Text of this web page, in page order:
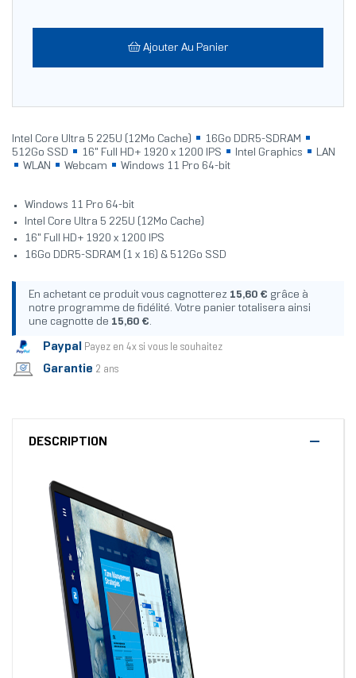
Ajouter Au Panier
Intel Core Ultra 5 225U (12Mo Cache)
16Go DDR5-SDRAM
512Go SSD
16" Full HD+ 1920 x 1200 IPS Intel Graphics
LAN
WLAN
Webcam Windows 11 Pro 64-bit
Windows 11 Pro 64-bit
Intel Core Ultra 5 225U (12Mo Cache)
16" Full HD+ 1920 x 1200 IPS
16Go DDR5-SDRAM (1 x 16) & 512Go SSD
En achetant ce produit vous cagnotterez 15,60 € grâce à
notre programme de fidélité. Votre panier totalisera ainsi
une cagnotte de 15,60 €.
Paypal Payez en 4x si vous le souhaitez
Garantie 2 ans
DESCRIPTION